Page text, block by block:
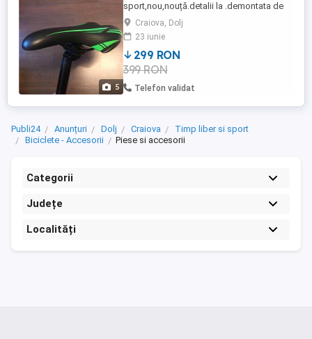
5
sport,nou,nouță.detalii la .demontata de
pe bicicleta personală din ultima
poza.bicicleta m a costat 1600 o puteti
vizualiza in anunțurile mele unde găsiți
sute de produse originale.
Craiova, Dolj
23 iunie
299 RON
399 RON
Telefon validat
Publi24 Anunțuri Dolj Craiova
Timp liber si sport
Biciclete - Accesorii
Piese si accesorii
Categorii
Județe
Localități